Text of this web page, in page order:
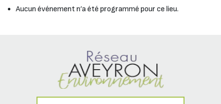
Aucun événement n’a été programmé pour ce lieu.